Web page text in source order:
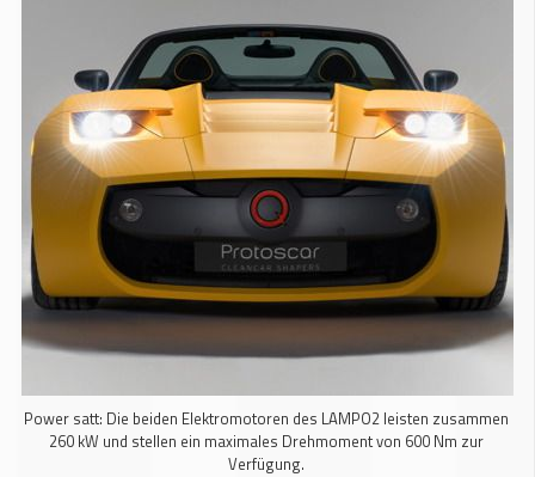
Power satt: Die beiden Elektromotoren des LAMPO2 leisten zusammen
260 kW und stellen ein maximales Drehmoment von 600 Nm zur
Verfügung.